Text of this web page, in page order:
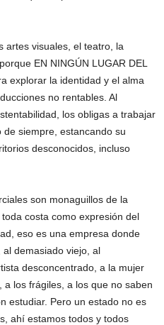
artes visuales, el teatro, la
EN NINGÚN LUGAR DEL
explorar la identidad y el alma
no rentables. Al
los obligas a trabajar
siempre, estancando su
desconocidos, incluso
son monaguillos de la
costa como expresión del
eso es una empresa donde
demasiado viejo, al
desconcentrado, a la mujer
los frágiles, a los que no saben
estudiar. Pero un estado no es
ahí estamos todos y todos